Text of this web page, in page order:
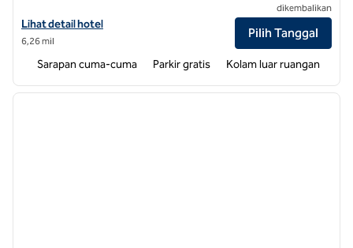
Lihat detail hotel untuk Homewood Suites by Hilton Durham-Chapel
Lihat detail hotel
6,26 mil
dikembalikan
Pilih Tanggal
Sarapan cuma-cuma Parkir gratis Kolam luar ruangan
1 dari 11